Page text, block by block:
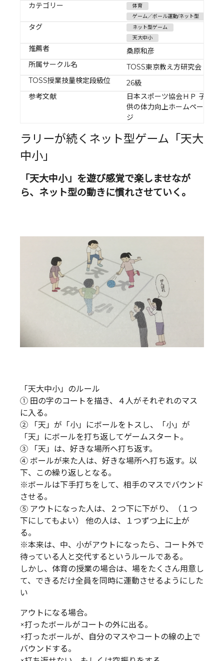
カテゴリー
体育
ゲーム／ボール運動/ネット型
タグ
ネット型ゲーム
天大中小
推薦者
桑原和彦
所属サークル名
TOSS東京教え方研究会
TOSS授業技量検定段級位
26級
参考文献
日本スポーツ協会ＨＰ 子
供の体力向上ホームペー
ジ
ラリーが続くネット型ゲーム「天大
中小」
「天大中小」を遊び感覚で楽しませなが
ら、ネット型の動きに慣れさせていく。
「天大中小」のルール
① 田の字のコートを描き、４人がそれぞれのマス
に入る。
② 「天」が「小」にボールをトスし、「小」が
「天」にボールを打ち返してゲームスタート。
③ 「天」は、好きな場所へ打ち返す。
④ ボールが来た人は、好きな場所へ打ち返す。以
下、この繰り返しとなる。
※ボールは下手打ちをして、相手のマスでバウンド
させる。
⑤ アウトになった人は、２つ下に下がり、（１つ
下にしてもよい） 他の人は、１つずつ上に上が
る。
※本来は、中、小がアウトになったら、コート外で
待っている人と交代するというルールである。
しかし、体育の授業の場合は、場をたくさん用意し
て、できるだけ全員を同時に運動させるようにした
い
アウトになる場合。
×打ったボールがコートの外に出る。
×打ったボールが、自分のマスやコートの線の上で
バウンドする。